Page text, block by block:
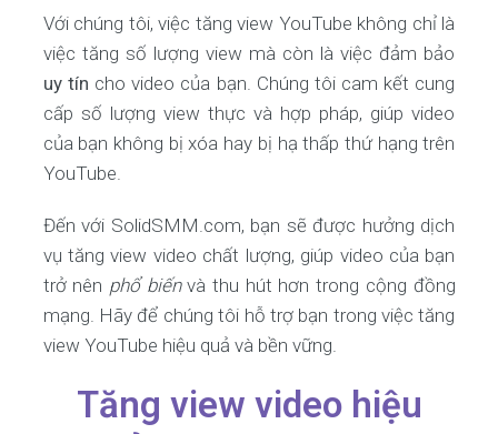
Với chúng tôi, việc tăng view YouTube không chỉ là
việc tăng số lượng view mà còn là việc đảm bảo
uy tín cho video của bạn. Chúng tôi cam kết cung
cấp số lượng view thực và hợp pháp, giúp video
của bạn không bị xóa hay bị hạ thấp thứ hạng trên
YouTube.
Đến với SolidSMM.com, bạn sẽ được hưởng dịch
vụ tăng view video chất lượng, giúp video của bạn
trở nên phổ biếnvà thu hút hơn trong cộng đồng
mạng. Hãy để chúng tôi hỗ trợ bạn trong việc tăng
view YouTube hiệu quả và bền vững.
Tăng view video hiệu